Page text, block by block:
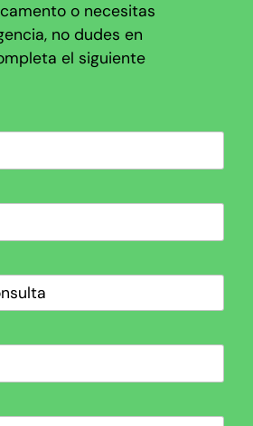
o necesitas
no dudes en
el siguiente